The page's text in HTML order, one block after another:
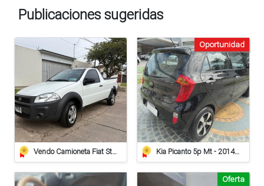
Publicaciones sugeridas
Vendo Camioneta Fiat Strada Working Kia Picanto 5p Mt - 2014 - 97.000km
Oportunidad
Oferta